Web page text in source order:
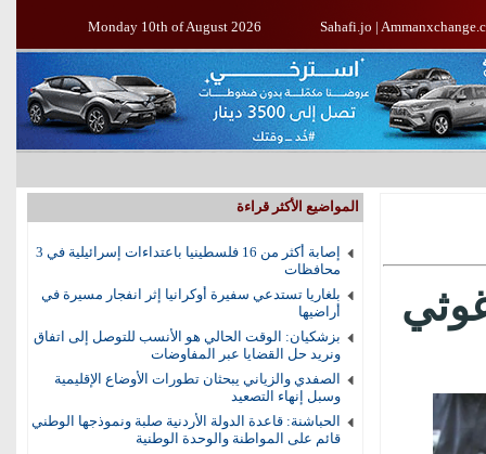
Monday 10th of August 2026 Sahafi.jo |
المواضيع الأكثر قراءة
إصابة أكثر من 16 فلسطينيا باعتداءات إسرائيلية في 3
محافظات
بلغاريا تستدعي سفيرة أوكرانيا إثر انفجار مسيرة في
أراضيها
بزشكيان: الوقت الحالي هو الأنسب للتوصل إلى اتفاق
ونريد حل القضايا عبر المفاوضات
الصفدي والزياني يبحثان تطورات الأوضاع الإقليمية
وسبل إنهاء التصعيد
الحباشنة: قاعدة الدولة الأردنية صلبة ونموذجها الوطني
قائم على المواطنة والوحدة الوطنية
البرغوثي